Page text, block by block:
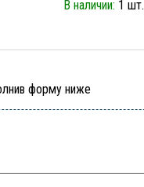
В наличии: 1 шт.
форму ниже